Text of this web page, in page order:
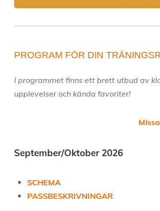
PROGRAM FÖR DIN
I programmet finns ett brett utbud av
upplevelser och kända favoriter!
September/Oktober 2026
SCHEMA
PASSBESKRIVNINGAR